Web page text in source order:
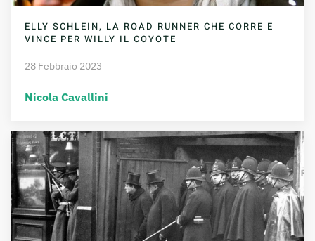
ELLY SCHLEIN, LA ROAD RUNNER CHE CORRE E
VINCE PER WILLY IL COYOTE
28 Febbraio 2023
Nicola Cavallini